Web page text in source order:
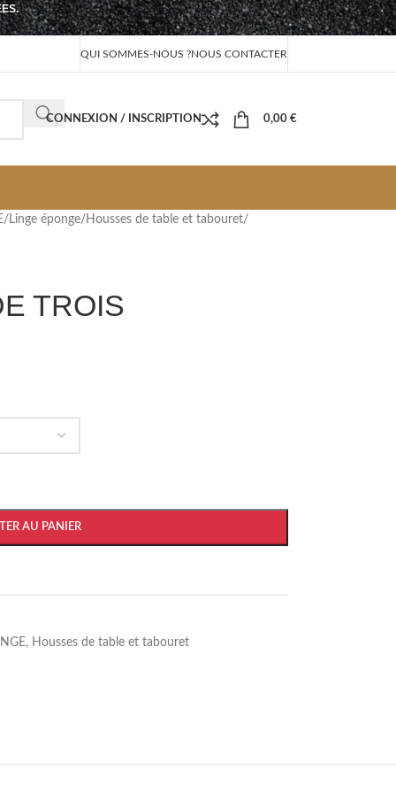
QUI SOMMES-NOUS ?NOUS CONTACTER
CONNEXION / INSCRIPTION 0,00 €
/ Linge éponge/ Housses de table et tabouret/
TROIS
AU PANIER
, Housses de table et tabouret